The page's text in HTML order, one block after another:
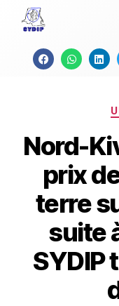
Nord-
prix
terre
suite
SYDIP